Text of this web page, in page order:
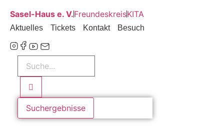
Inhalt
wechseln
Sasel-Haus e. V.FreundeskreisKITA
Aktuelles Tickets Kontakt Besuch
Search
Suchergebnisse